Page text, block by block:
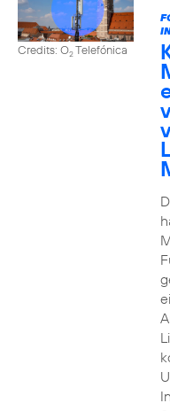
Credits: O2Telefónica